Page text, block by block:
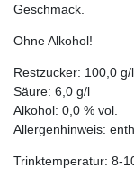
Geschmack.
Ohne Alkohol!
Restzucker: 100,0 g/l
Säure: 6,0 g/l
Alkohol: 0,0 % vol.
Allergenhinweis:
Trinktemperatur: 8-